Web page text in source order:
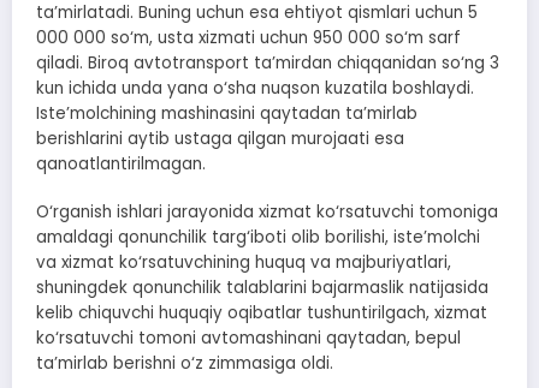
ta’mirlatadi. Buning uchun esa ehtiyot qismlari uchun 5
000 000 so‘m, usta xizmati uchun 950 000 so‘m sarf
qiladi. Biroq avtotransport ta’mirdan chiqqanidan so‘ng 3
kun ichida unda yana o‘sha nuqson kuzatila boshlaydi.
Iste’molchining mashinasini qaytadan ta’mirlab
berishlarini aytib ustaga qilgan murojaati esa
qanoatlantirilmagan.
O‘rganish ishlari jarayonida xizmat ko‘rsatuvchi tomoniga
amaldagi qonunchilik targ‘iboti olib borilishi, iste’molchi
va xizmat ko‘rsatuvchining huquq va majburiyatlari,
shuningdek qonunchilik talablarini bajarmaslik natijasida
kelib chiquvchi huquqiy oqibatlar tushuntirilgach, xizmat
ko‘rsatuvchi tomoni avtomashinani qaytadan, bepul
ta’mirlab berishni o‘z zimmasiga oldi.